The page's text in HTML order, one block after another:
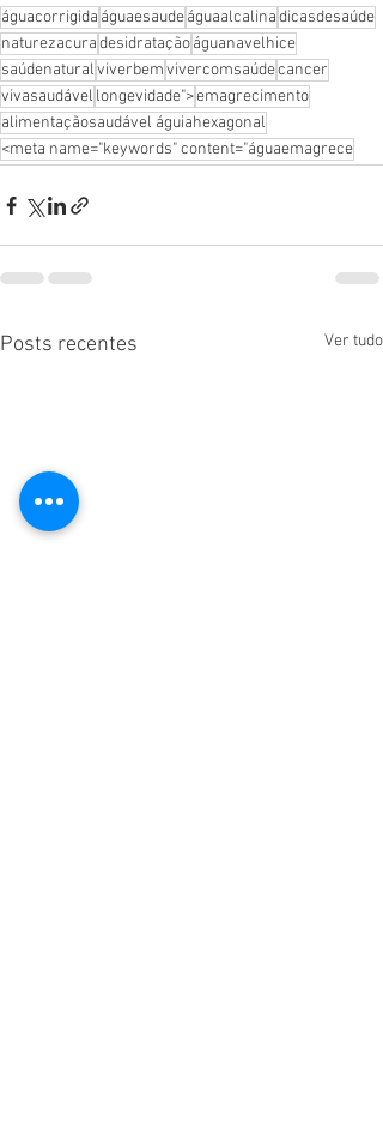
águacorrigida águaesaudeáguaalcalinadicasdesaúde
naturezacuradesidrataçãoáguanavelhice
saúdenaturalviverbemvivercomsaúdecancer
vivasaudável longevidade">emagrecimento
alimentaçãosaudável águiahexagonal
<meta name="keywords" content="águaemagrece
Posts recentes Ver tudo